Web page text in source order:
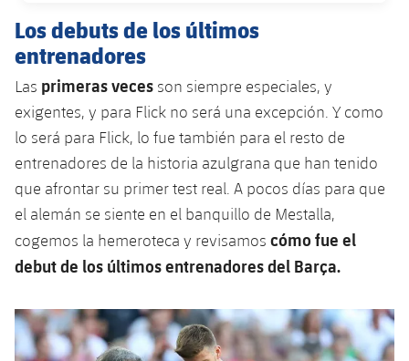
Clasificaciones
Jugadors
Fotos
Palmarés
Jugadores
Cadete
Alevín
Primer equipo
plusicon
más
Actualidad
Calendario
Entradas
Resultados
Clasificaciones
Jugadores
Fotos
Barça Atlètic
plusicon
más
Actualidad
Calendario
Resultados
Jugadores
Clasificaciones
Base
plusicon
más
Actualidad
Barça C
Junior
Juvenil
Campus Verano
PLUSICON
MÁS
Noticias
Atletismo
plusicon
más
Los debuts de los últimos
entrenadores
Las primeras veces son siempre especiales, y
exigentes, y para Flick no será una excepción. Y como
lo será para Flick, lo fue también para el resto de
entrenadores de la historia azulgrana que han tenido
que afrontar su primer test real. A pocos días para que
el alemán se siente en el banquillo de Mestalla,
cogemos la hemeroteca y revisamos cómo fue el
debut de los últimos entrenadores del Barça.